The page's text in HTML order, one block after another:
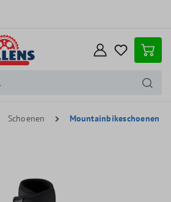
Schoenen Mountainbikeschoenen